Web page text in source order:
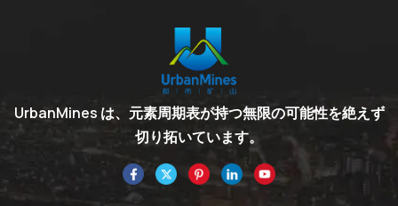
UrbanMines は、元素周期表が持つ無限の可能性を絶えず
切り拓いています。